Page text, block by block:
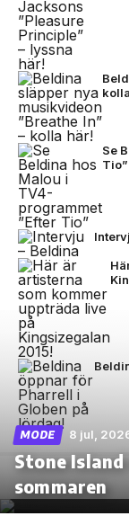
Se
Tio”
MODE 8 jul,
Stone
sommaren